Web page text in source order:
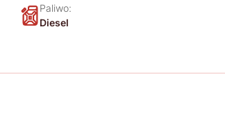
Paliwo:
Diesel